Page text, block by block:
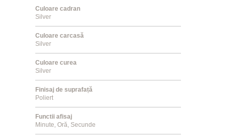
Culoare cadran
Silver
Culoare carcasă
Silver
Culoare curea
Silver
Finisaj de suprafață
Poliert
Functii afisaj
Minute, Oră, Secunde